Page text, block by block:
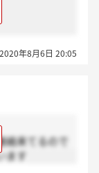
2020年8月6日 20:05
絡来てるので
ます